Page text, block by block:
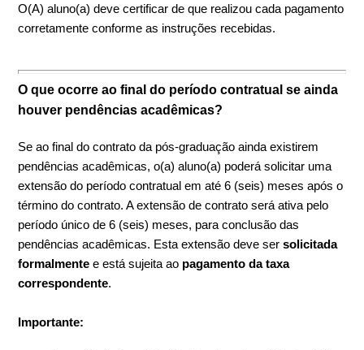
O(A) aluno(a) deve certificar de que realizou cada pagamento
corretamente conforme as instruções recebidas.
O que ocorre ao final do período contratual se ainda
houver pendências acadêmicas?
Se ao final do contrato da pós-graduação ainda existirem
pendências acadêmicas, o(a) aluno(a) poderá solicitar uma
extensão do período contratual em até 6 (seis) meses após o
término do contrato. A extensão de contrato será ativa pelo
período único de 6 (seis) meses, para conclusão das
pendências acadêmicas. Esta extensão deve sersolicitada
formalmente e está sujeita ao pagamento da taxa
correspondente.
Importante: